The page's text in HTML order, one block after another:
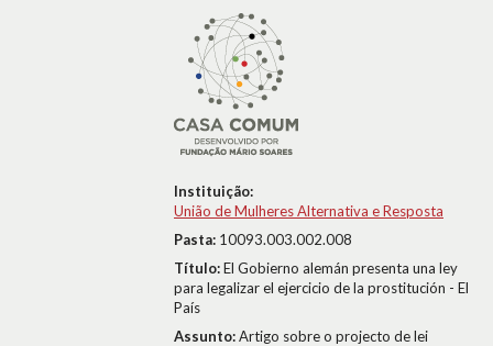
Instituição:
União de Mulheres Alternativa e Resposta
Pasta: 10093.003.002.008
Título:El Gobierno alemán presenta una ley
para legalizar el ejercicio de la prostitución - El
País
Assunto:Artigo sobre o projecto de lei